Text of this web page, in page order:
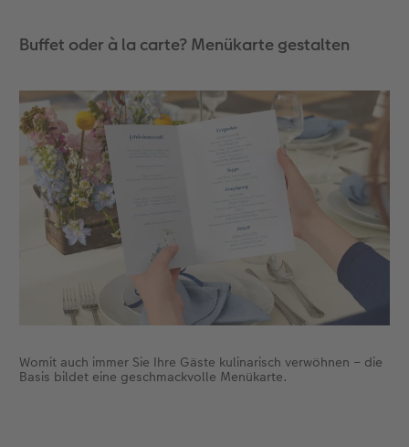
Buffet oder à la carte? Menükarte gestalten
Womit auch immer Sie Ihre Gäste kulinarisch verwöhnen – die
Basis bildet eine geschmackvolle Menükarte.